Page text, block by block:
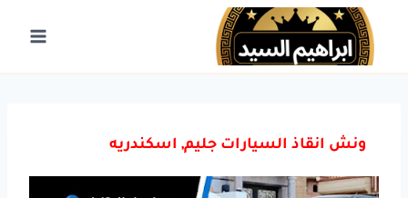
التجاوز
المحتوى
ونش انقاذ السيارات جليم, اسكندريه